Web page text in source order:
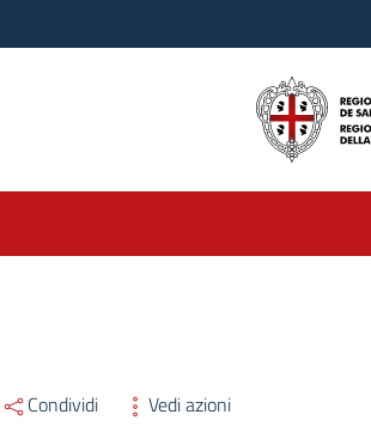
Condividi Vedi azioni